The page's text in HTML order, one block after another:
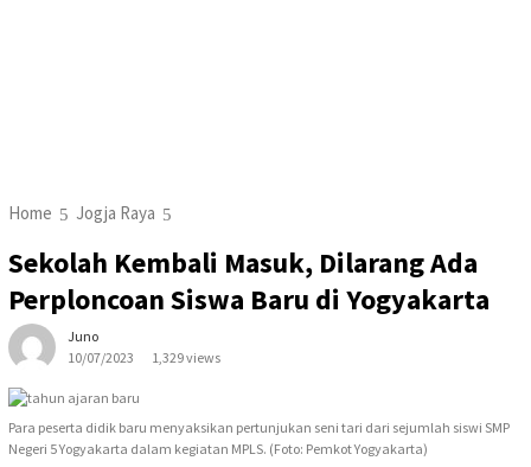
Home Jogja Raya
Sekolah Kembali Masuk, Dilarang Ada
Perploncoan Siswa Baru di Yogyakarta
Juno
10/07/2023
1,329 views
Para peserta didik baru menyaksikan pertunjukan seni tari dari sejumlah siswi SMP
Negeri 5 Yogyakarta dalam kegiatan MPLS. (Foto: Pemkot Yogyakarta)